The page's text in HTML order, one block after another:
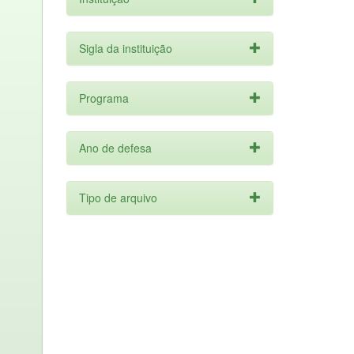
Sigla da instituição
Programa
Ano de defesa
Tipo de arquivo